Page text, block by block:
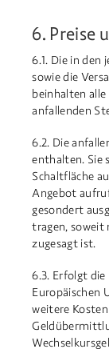
6. Preise
6.1. Die in den
sowie die
beinhalten alle
anfallenden
6.2. Die
enthalten. Sie
Schaltfläche
Angebot
gesondert
tragen, soweit
zugesagt ist.
6.3. Erfolgt die
Europäischen
weitere